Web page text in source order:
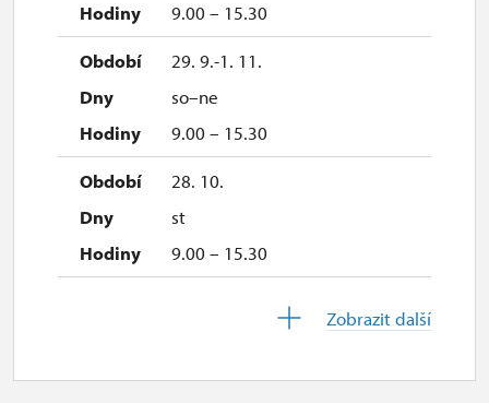
9.00 – 15.30
29. 9.-1. 11.
so–ne
9.00 – 15.30
28. 10.
st
9.00 – 15.30
Zobrazit další